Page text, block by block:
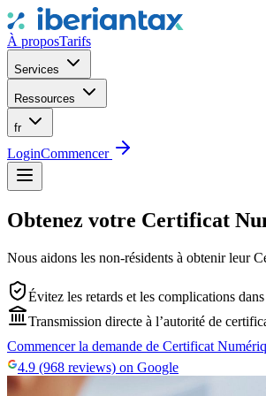
À proposTarifs
Services
Ressources
fr
LoginCommencer
Obtenez votre Certificat
Nous aidons les non-résidents à obtenir leur
Évitez les retards et les complications
Transmission directe à l’autorité de
Commencer la demande de Certificat
4.9 (968 reviews) on Google